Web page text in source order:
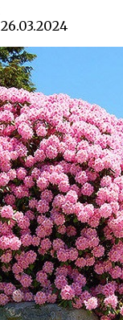
26.03.2024